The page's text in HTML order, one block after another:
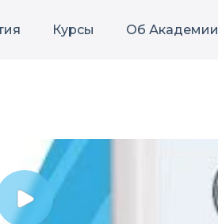
Курсы Об Академии